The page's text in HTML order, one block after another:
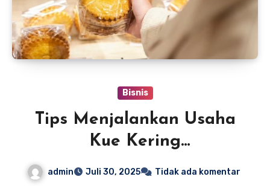
Bisnis
Tips Menjalankan Usaha
Kue Kering
admin Juli 30, 2025 Tidak ada komentar